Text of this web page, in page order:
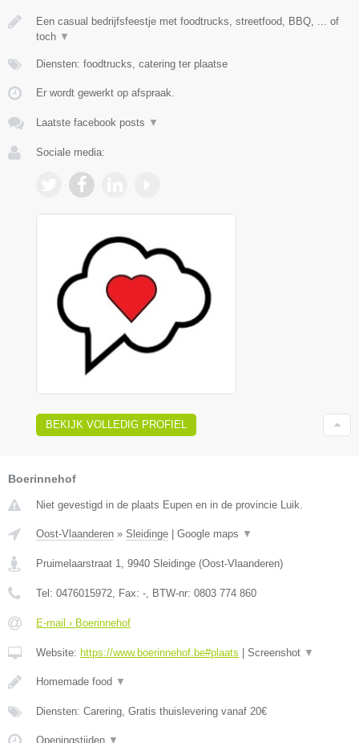
Een casual bedrijfsfeestje met foodtrucks, streetfood, BBQ, ... of
toch ▼
Diensten: foodtrucks, catering ter plaatse
Er wordt gewerkt op afspraak.
Laatste facebook posts ▼
Sociale media:
BEKIJK VOLLEDIG PROFIEL
Boerinnehof
Niet gevestigd in de plaats Eupen en in de provincie Luik.
Oost-Vlaanderen » Sleidinge Google maps ▼
Pruimelaarstraat 1, 9940 Sleidinge (Oost-Vlaanderen)
Tel: 0476015972, Fax: -, BTW-nr: 0803 774 860
E-mail › Boerinnehof
Website: https://www.boerinnehof.be#plaats Screenshot ▼
Homemade food ▼
Diensten: Carering, Gratis thuislevering vanaf 20€
Openingstijden ▼